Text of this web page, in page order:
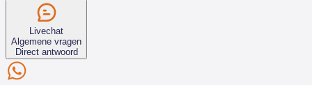
Livechat
Algemene vragen
Direct antwoord